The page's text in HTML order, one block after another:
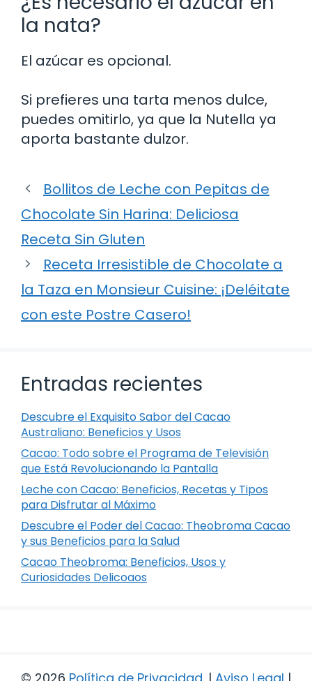
la nata?
El azúcar es opcional.
Si prefieres una tarta menos dulce,
puedes omitirlo, ya que la Nutella ya
aporta bastante dulzor.
Bollitos de Leche con Pepitas de
Chocolate Sin Harina: Deliciosa
Receta Sin Gluten
Receta Irresistible de Chocolate a
la Taza en Monsieur Cuisine: ¡Deléitate
con este Postre Casero!
Entradas recientes
Descubre el Exquisito Sabor del Cacao
Australiano: Beneficios y Usos
Cacao: Todo sobre el Programa de Televisión
que Está Revolucionando la Pantalla
Leche con Cacao: Beneficios, Recetas y Tipos
para Disfrutar al Máximo
Descubre el Poder del Cacao: Theobroma Cacao
y sus Beneficios para la Salud
Cacao Theobroma: Beneficios, Usos y
Curiosidades Delicoaos